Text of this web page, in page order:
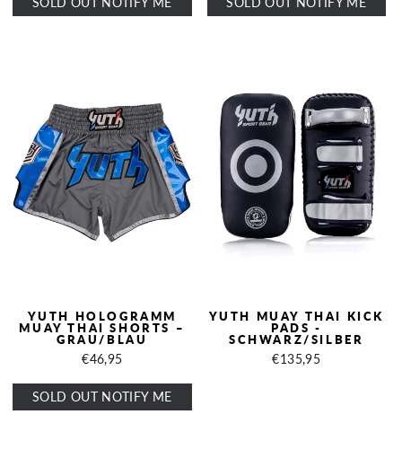
YUTH HOLOGRAMM
MUAY THAI SHORTS –
GRAU/BLAU
€46,95
SOLD OUT NOTIFY ME
YUTH MUAY THAI KICK
PADS -
SCHWARZ/SILBER
€135,95